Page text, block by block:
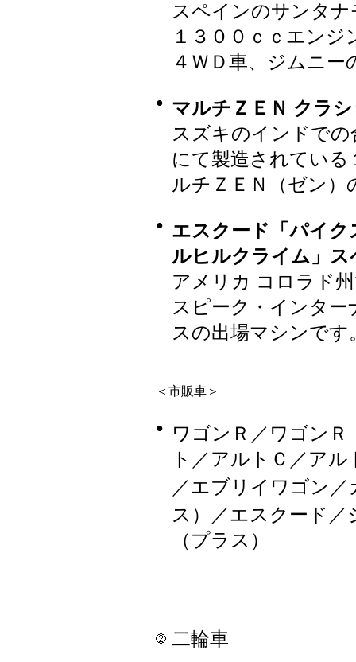
スペインのサンタ
１３００ｃｃエン
４ＷＤ車、ジムニ
●
マルチＺＥＮ クラ
スズキのインドで
にて製造されてい
ルチＺＥＮ（ゼン）
●
エスクード「パイ
ルヒルクライム」ス
アメリカ コロラド
スピーク・インタ
スの出場マシンです
＜市販車＞
●
ワゴンＲ／ワゴン
ト／アルトＣ／ア
／エブリイワゴン
ス）／エスクード
（プラス）
二輪車